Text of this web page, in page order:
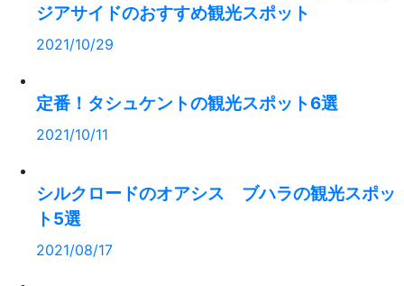
ジアサイドのおすすめ観光スポット
2021/10/29
定番！タシュケントの観光スポット6選
2021/10/11
シルクロードのオアシス ブハラの観光スポッ
ト5選
2021/08/17